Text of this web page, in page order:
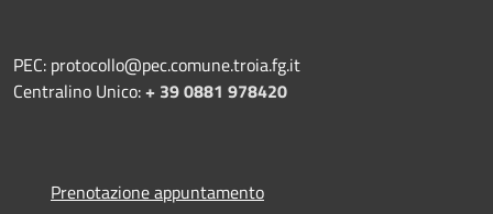
PEC: protocollo@pec.comune.troia.fg.it
Centralino Unico:+ 39 0881 978420
Prenotazione appuntamento